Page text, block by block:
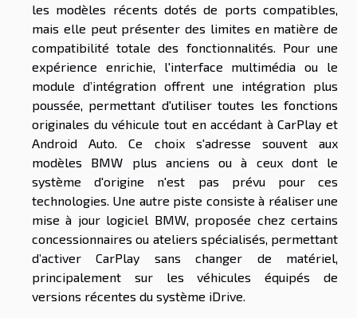
les modèles récents dotés de ports compatibles,
mais elle peut présenter des limites en matière de
compatibilité totale des fonctionnalités. Pour une
expérience enrichie, l'interface multimédia ou le
module d’intégration offrent une intégration plus
poussée, permettant d'utiliser toutes les fonctions
originales du véhicule tout en accédant à CarPlay et
Android Auto. Ce choix s'adresse souvent aux
modèles BMW plus anciens ou à ceux dont le
système d'origine n'est pas prévu pour ces
technologies. Une autre piste consiste à réaliser une
mise à jour logiciel BMW, proposée chez certains
concessionnaires ou ateliers spécialisés, permettant
d’activer CarPlay sans changer de matériel,
principalement sur les véhicules équipés de
versions récentes du système iDrive.